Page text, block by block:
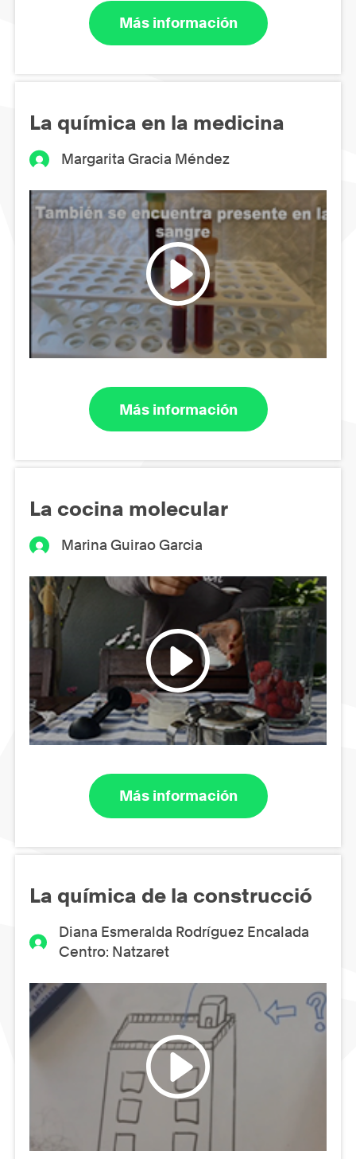
Más información
La química en la medicina
Margarita Gracia Méndez
Más información
La cocina molecular
Marina Guirao Garcia
Más información
La química de la construcció
Diana Esmeralda Rodríguez Encalada
Centro: Natzaret